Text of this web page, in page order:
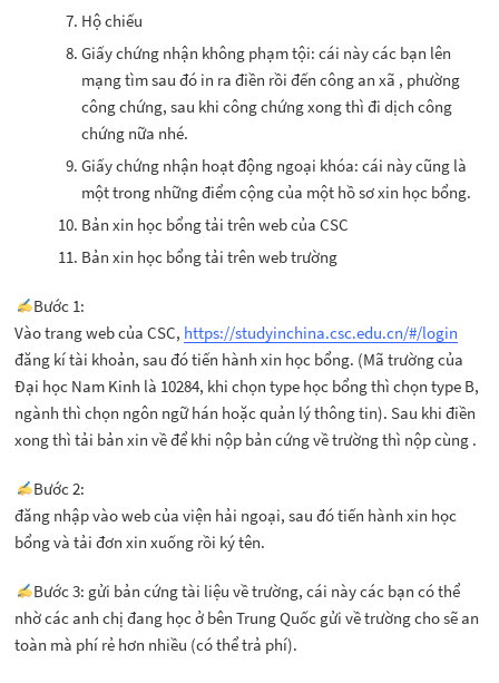
Hộ chiếu
Giấy chứng nhận không phạm tội: cái này các bạn lên
mạng tìm sau đó in ra điền rồi đến công an xã , phường
công chứng, sau khi công chứng xong thì đi dịch công
chứng nữa nhé.
Giấy chứng nhận hoạt động ngoại khóa: cái này cũng là
một trong những điểm cộng của một hồ sơ xin học bổng.
Bản xin học bổng tải trên web của CSC
Bản xin học bổng tải trên web trường
Bước 1:
Vào trang web của CSC, https://studyinchina.csc.edu.cn/#/login
đăng kí tài khoản, sau đó tiến hành xin học bổng. (Mã trường của
Đại học Nam Kinh là 10284, khi chọn type học bổng thì chọn type B,
ngành thì chọn ngôn ngữ hán hoặc quản lý thông tin). Sau khi điền
xong thì tải bản xin về để khi nộp bản cứng về trường thì nộp cùng .
Bước 2:
đăng nhập vào web của viện hải ngoại, sau đó tiến hành xin học
bổng và tải đơn xin xuống rồi ký tên.
Bước 3: gửi bản cứng tài liệu về trường, cái này các bạn có thể
nhờ các anh chị đang học ở bên Trung Quốc gửi về trường cho sẽ an
toàn mà phí rẻ hơn nhiều (có thể trả phí).